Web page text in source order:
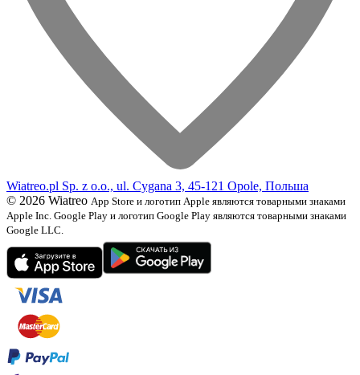
Wiatreo.pl Sp. z o.o., ul. Cygana 3, 45-121 Opole, Польша
© 2026 Wiatreo App Store и логотип Apple являются товарными знаками
Apple Inc. Google Play и логотип Google Play являются товарными знаками
Google LLC.